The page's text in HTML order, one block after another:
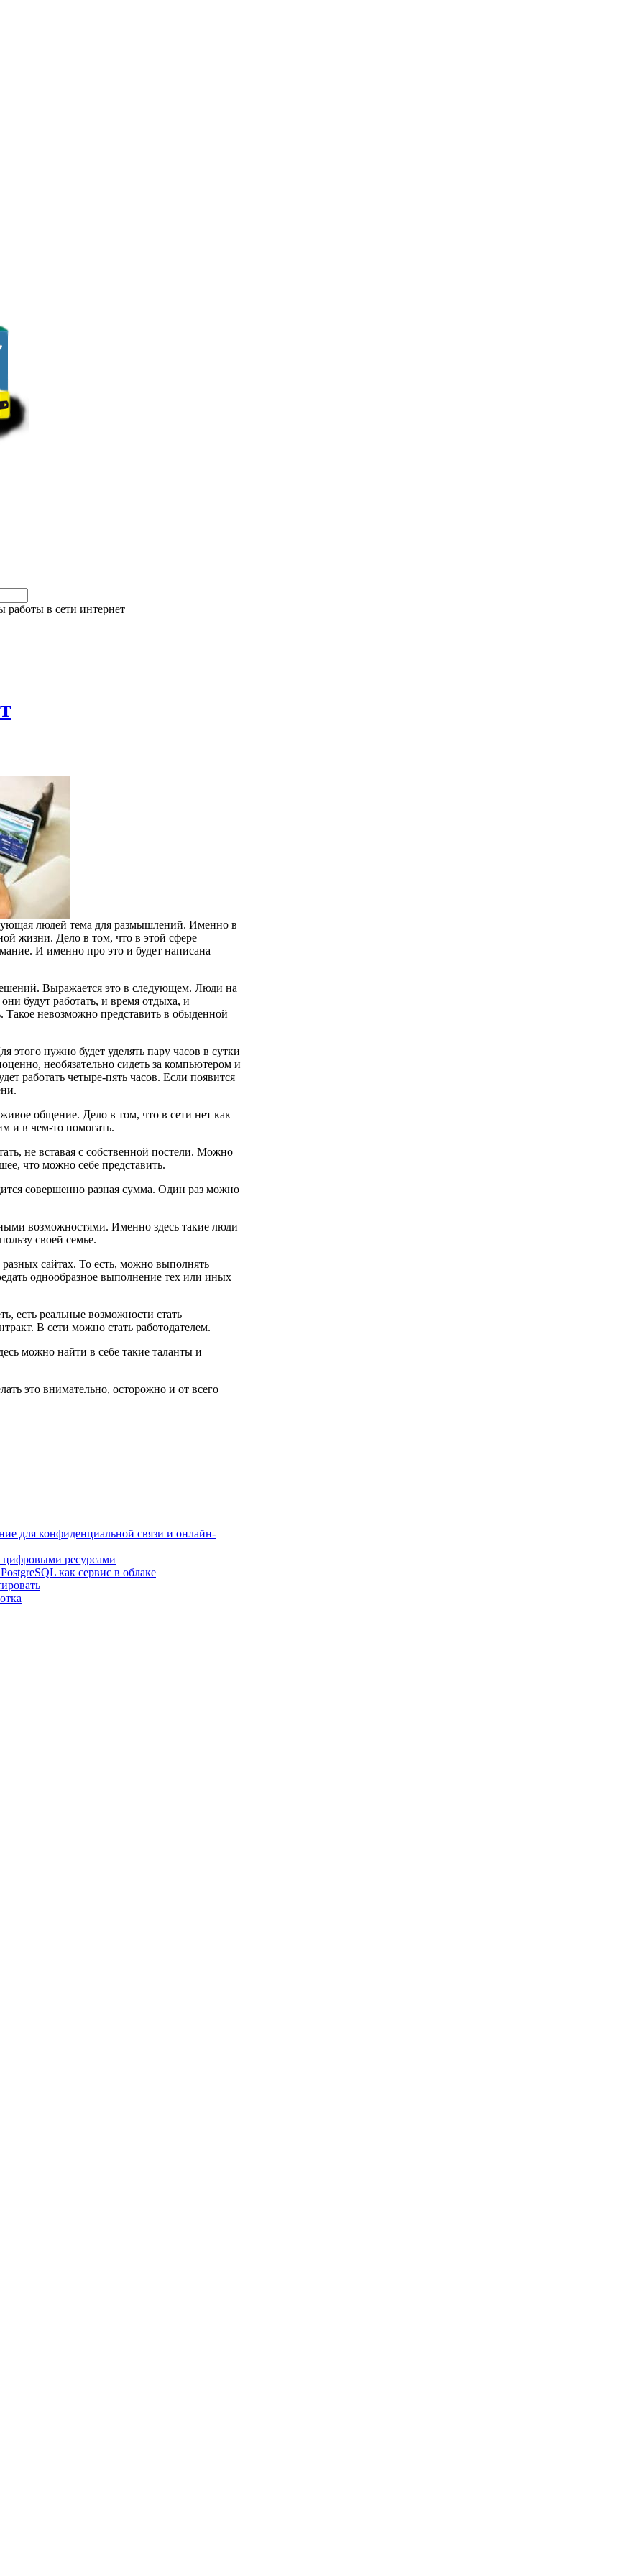
работы в сети интернет
людей тема для размышлений. Именно в
жизни. Дело в том, что в этой сфере
И именно про это и будет написана
Выражается это в следующем. Люди на
будут работать, и время отдыха, и
Такое невозможно представить в обыденной
этого нужно будет уделять пару часов в сутки
необязательно сидеть за компьютером и
работать четыре-пять часов. Если появится
общение. Дело в том, что в сети нет как
и в чем-то помогать.
не вставая с собственной постели. Можно
что можно себе представить.
совершенно разная сумма. Один раз можно
возможностями. Именно здесь такие люди
своей семье.
сайтах. То есть, можно выполнять
однообразное выполнение тех или иных
есть реальные возможности стать
В сети можно стать работодателем.
можно найти в себе такие таланты и
это внимательно, осторожно и от всего
для конфиденциальной связи и онлайн-
цифровыми ресурсами
как сервис в облаке